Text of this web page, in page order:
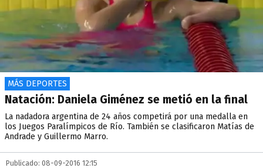
MÁS DEPORTES
Natación: Daniela Giménez se metió en la final
La nadadora argentina de 24 años competirá por una medalla en
los Juegos Paralímpicos de Río. También se clasificaron Matías de
Andrade y Guillermo Marro.
Publicado: 08-09-2016 12:15